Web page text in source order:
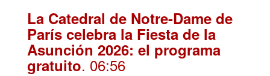
La Catedral de Notre-Dame de
París celebra la Fiesta de la
Asunción 2026: el programa
gratuito. 06:56